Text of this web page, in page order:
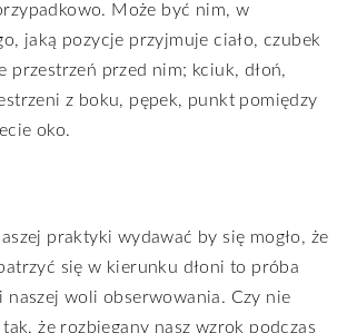
Może być nim, w
jaką pozycje przyjmuje ciało, czubek
przestrzeń przed nim; kciuk, dłoń,
z boku, pępek, punkt pomiędzy
oko.
praktyki wydawać by się mogło, że
się w kierunku dłoni to próba
naszej woli obserwowania. Czy nie
że rozbiegany nasz wzrok podczas